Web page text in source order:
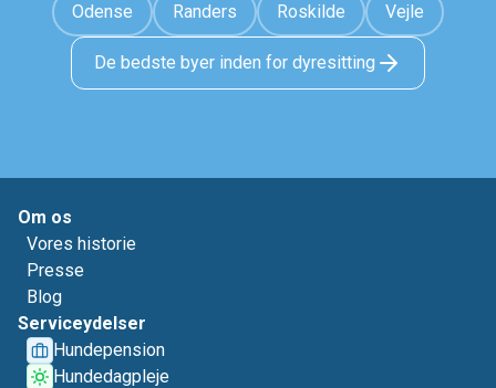
Odense Randers Roskilde Vejle
De bedste byer inden for dyresitting
Om os
Vores historie
Presse
Blog
Serviceydelser
Hundepension
Hundedagpleje